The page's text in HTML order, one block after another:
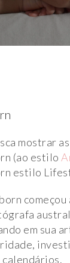
mostrar
(ao estilo
estilo
começou
em sua
calendários.